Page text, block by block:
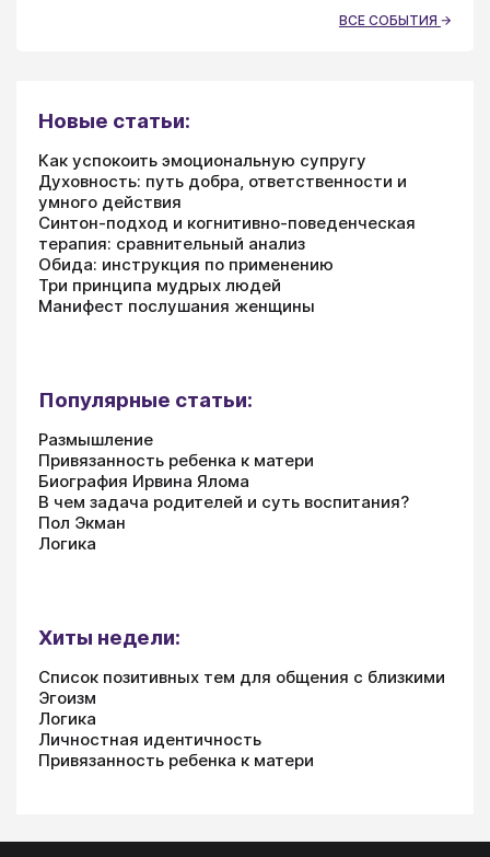
ВСЕ СОБЫТИЯ
Новые статьи:
Как успокоить эмоциональную супругу
Духовность: путь добра, ответственности и
умного действия
Синтон-подход и когнитивно-поведенческая
терапия: сравнительный анализ
Обида: инструкция по применению
Три принципа мудрых людей
Манифест послушания женщины
Популярные статьи:
Размышление
Привязанность ребенка к матери
Биография Ирвина Ялома
В чем задача родителей и суть воспитания?
Пол Экман
Логика
Хиты недели:
Список позитивных тем для общения с близкими
Эгоизм
Логика
Личностная идентичность
Привязанность ребенка к матери